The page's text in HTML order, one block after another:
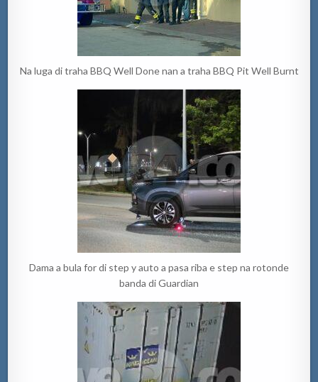
Na luga di traha BBQ Well Done nan a traha BBQ Pit Well Burnt
Dama a bula for di step y auto a pasa riba e step na rotonde
banda di Guardian